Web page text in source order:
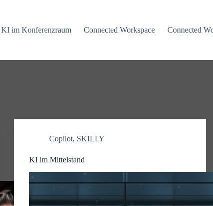
KI im Konferenzraum Connected Workspace Connected
Copilot, SKILLY
KI im Mittelstand